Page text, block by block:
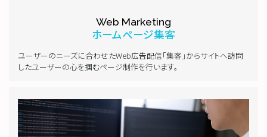
Web Marketing
ホームページ集客
ユーザーのニーズに合わせたWeb広告配信「集客」からサイトへ訪問
したユーザーの心を掴むページ制作を行います。